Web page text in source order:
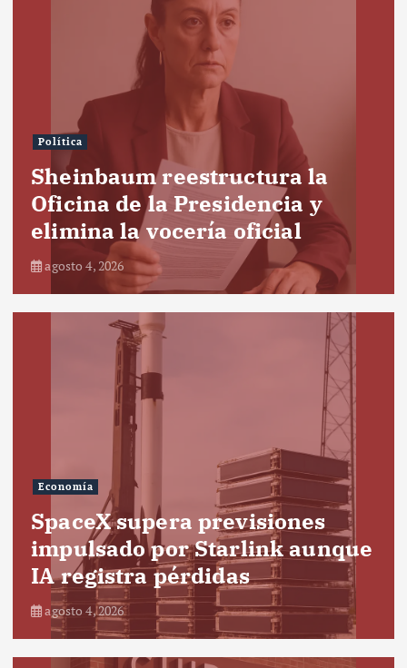
Política
Sheinbaum reestructura la
Oficina de la Presidencia y
elimina la vocería oficial
agosto 4, 2026
Economía
SpaceX supera previsiones
impulsado por Starlink aunque
IA registra pérdidas
agosto 4, 2026